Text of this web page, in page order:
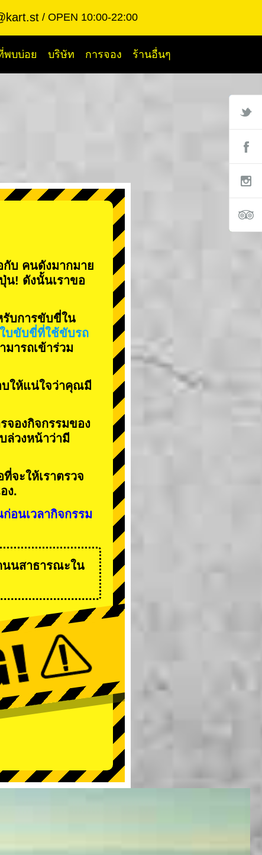
OPEN 10:00-22:00
พบบ่อย บริษัท การจอง ร้านอื่นๆ
กับ คนดังมากมาย
น! ดังนั้นเราขอ
รับการขับขี่ใน
บขับขี่ที่ใช้ขับรถ
ารถเข้าร่วม
บให้แน่ใจว่าคุณมี
จองกิจกรรมของ
ล่วงหน้าว่ามี
จะให้เราตรวจ
ง.
ก่อนเวลากิจกรรม
นสาธารณะใน